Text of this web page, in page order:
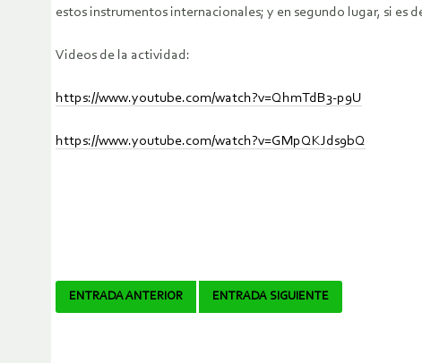
estos instrumentos internacionales; y en segundo lugar, si es
Videos de la actividad:
https://www.youtube.com/watch?v=QhmTdB3-p9U
https://www.youtube.com/watch?v=GMpQKJds9bQ
Navegador
ENTRADA ANTERIOR ENTRADA SIGUIENTE